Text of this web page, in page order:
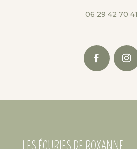
06 29 42 70 41
LES ÉCURIES DE ROXANNE